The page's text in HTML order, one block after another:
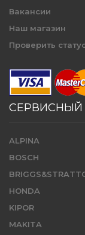
Вакансии
Наш магазин
Проверить
СЕРВИСНЫЙ
ALPINA
BOSCH
HONDA
KIPOR
MAKITA